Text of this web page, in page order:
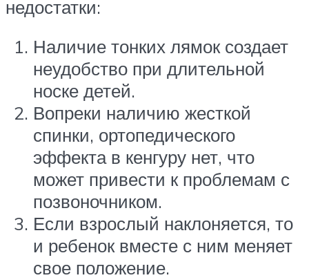
недостатки:
Наличие тонких лямок создает
неудобство при длительной
носке детей.
Вопреки наличию жесткой
спинки, ортопедического
эффекта в кенгуру нет, что
может привести к проблемам с
позвоночником.
Если взрослый наклоняется, то
и ребенок вместе с ним меняет
свое положение.